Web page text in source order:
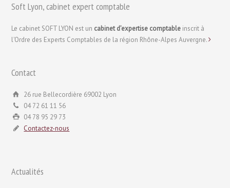
Soft Lyon, cabinet expert comptable
Le cabinet SOFT LYON est un cabinet d’expertise comptable inscrit à
l'Ordre des Experts Comptables de la région Rhône-Alpes Auvergne.
Contact
26 rue Bellecordière 69002 Lyon
04 72 61 11 56
04 78 95 29 73
Contactez-nous
Actualités